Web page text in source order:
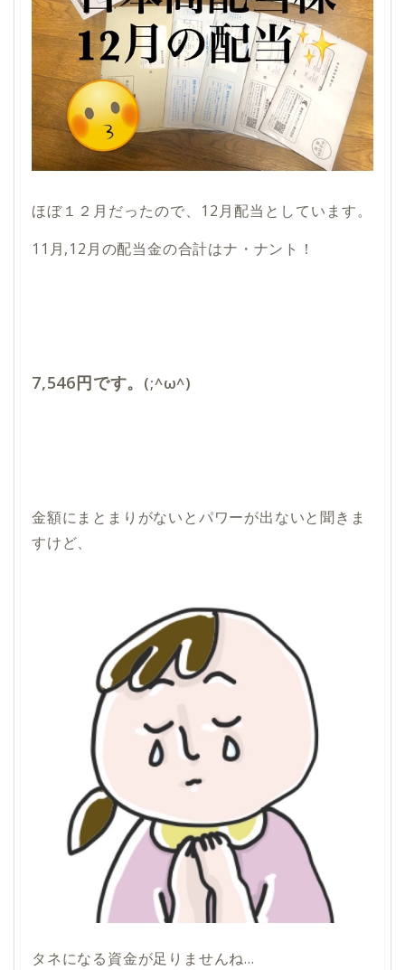
ほぼ１２月だったので、12月配当としています。
11月,12月の配当金の合計はナ・ナント！
7,546円です。 (;^ω^)
金額にまとまりがないとパワーが出ないと聞きま
すけど、
タネになる資金が足りませんね…